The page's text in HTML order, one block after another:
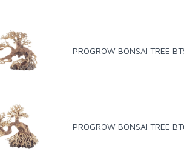
PROGROW BONSAI TREE
PROGROW BONSAI TREE